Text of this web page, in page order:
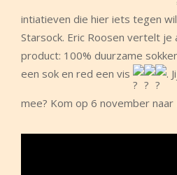
intiatieven die hier iets tegen
Starsock. Eric Roosen vertelt je
product: 100% duurzame
een sok en red een vis
.
mee? Kom op 6 november naar